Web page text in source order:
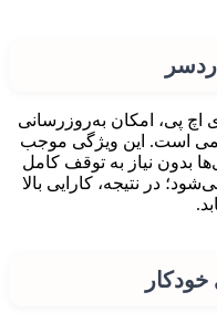
اچ‌ پی، امکان به‌روزرسانی
است. این ویژگی موجب
بدون نیاز به توقف کامل
در نتیجه، کارایی بالا